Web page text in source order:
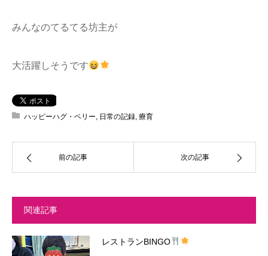
みんなのてるてる坊主が
大活躍しそうです
ハッピーハグ・ベリー, 日常の記録, 療育
前の記事 次の記事
関連記事
レストランBINGO